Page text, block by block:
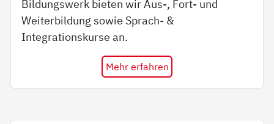
Bildungswerk bieten wir Aus-, Fort- und
Weiterbildung sowie Sprach- &
Integrationskurse an.
Mehr erfahren